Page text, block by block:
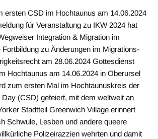
ersten CSD im Hochtaunus am 14.06.2024
für Veranstaltung zu IKW 2024 hat
Integration & Migration im
Fortbildung zu Änderungen im Migrations-
am 28.06.2024 Gottesdienst
Hochtaunus am 14.06.2024 in Oberursel
zum ersten Mal im Hochtaunuskreis der
(CSD) gefeiert, mit dem weltweit an
Stadtteil Greenwich Village erinnert
Schwule, Lesben und andere queere
Polizeirazzien wehrten und damit